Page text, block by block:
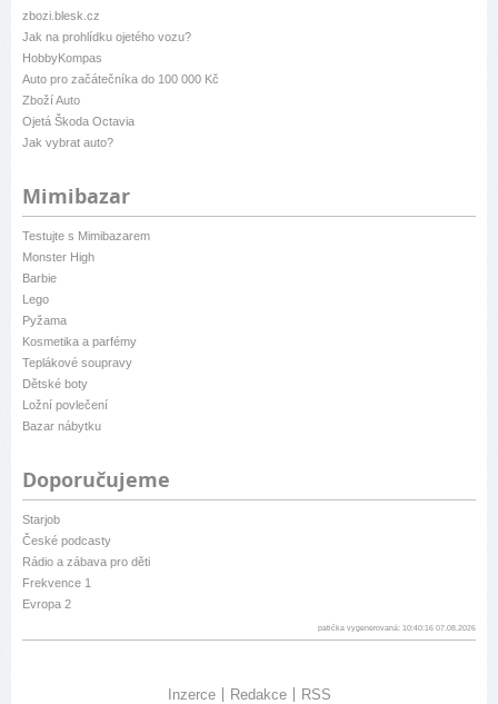
zbozi.blesk.cz
Jak na prohlídku ojetého vozu?
HobbyKompas
Auto pro začátečníka do 100 000 Kč
Zboží Auto
Ojetá Škoda Octavia
Jak vybrat auto?
Mimibazar
Testujte s Mimibazarem
Monster High
Barbie
Lego
Pyžama
Kosmetika a parfémy
Teplákové soupravy
Dětské boty
Ložní povlečení
Bazar nábytku
Doporučujeme
Starjob
České podcasty
Rádio a zábava pro děti
Frekvence 1
Evropa 2
patička vygenerovaná: 10:40:16 07.08.2026
Inzerce Redakce RSS